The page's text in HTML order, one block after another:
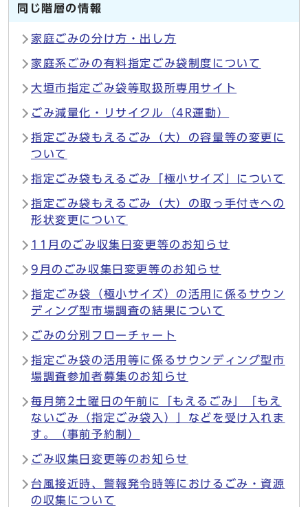
同じ階層の情報
家庭ごみの分け方・出し方
家庭系ごみの有料指定ごみ袋制度について
大垣市指定ごみ袋等取扱所専用サイト
ごみ減量化・リサイクル（4R運動）
指定ごみ袋もえるごみ（大）の容量等の変更に
ついて
指定ごみ袋もえるごみ「極小サイズ」について
指定ごみ袋もえるごみ（大）の取っ手付きへの
形状変更について
11月のごみ収集日変更等のお知らせ
9月のごみ収集日変更等のお知らせ
指定ごみ袋（極小サイズ）の活用に係るサウン
ディング型市場調査の結果について
ごみの分別フローチャート
指定ごみ袋の活用等に係るサウンディング型市
場調査参加者募集のお知らせ
毎月第2土曜日の午前に「もえるごみ」「もえ
ないごみ（指定ごみ袋入）」などを受け入れま
す。（事前予約制）
ごみ収集日変更等のお知らせ
台風接近時、警報発令時等におけるごみ・資源
の収集について